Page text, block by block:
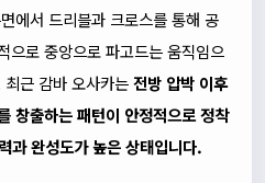
에서 드리블과 크로스를 통해 공
으로 중앙으로 파고드는 움직임으
근 감바 오사카는전방 압박 이후
창출하는 패턴이 안정적으로 정착
과 완성도가 높은 상태입니다.